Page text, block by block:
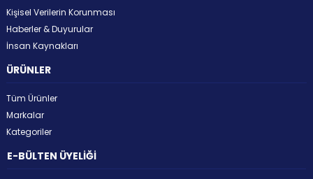
Kişisel Verilerin Korunması
Haberler & Duyurular
İnsan Kaynakları
ÜRÜNLER
Tüm Ürünler
Markalar
Kategoriler
E-BÜLTEN ÜYELİĞİ